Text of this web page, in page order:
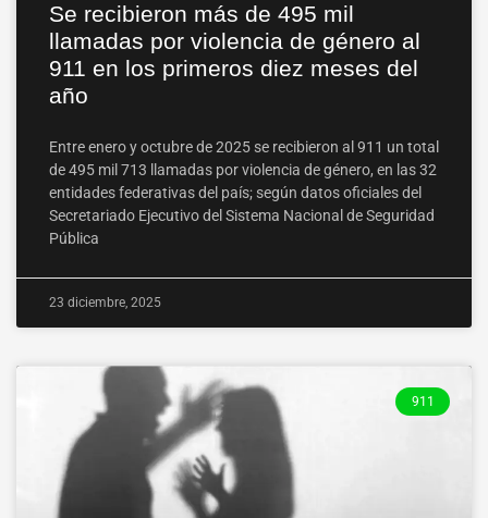
Se recibieron más de 495 mil
llamadas por violencia de género al
911 en los primeros diez meses del
año
Entre enero y octubre de 2025 se recibieron al 911 un total
de 495 mil 713 llamadas por violencia de género, en las 32
entidades federativas del país; según datos oficiales del
Secretariado Ejecutivo del Sistema Nacional de Seguridad
Pública
23 diciembre, 2025
911